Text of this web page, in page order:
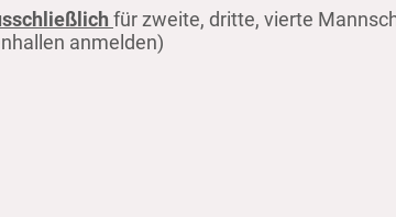
für zweite, dritte, vierte
anmelden)